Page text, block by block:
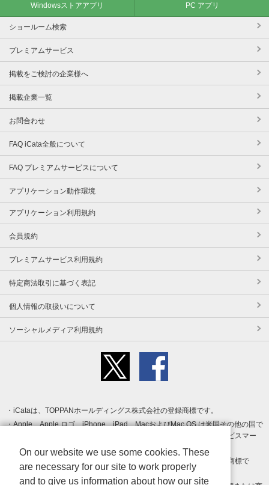
Windowsストアアプリ PC アプリ
ショールーム検索
プレミアムサービス
掲載をご検討の企業様へ
掲載企業一覧
お問合わせ
FAQ iCata全般について
FAQ プレミアムサービスについて
アプリケーション動作環境
アプリケーション利用規約
会員規約
プレミアムサービス利用規約
特定商法取引に基づく表記
個人情報の取扱いについて
ソーシャルメディア利用規約
iCataは、TOPPANホールディングス株式会社の登録商標です。
Apple、Apple ロゴ、iPhone、iPad、MacおよびMac OS は米国その他の国で
登録された Apple Inc. の商標です。App Store は Apple Inc. のサービスマー
クです。
Android、Google Play および Google Play ロゴ は Google LLC の商標で
す。
On our website we use some cookies. These
are necessary for our site to work properly
and to give us information about how our site